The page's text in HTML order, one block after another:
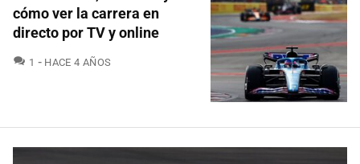
cómo ver la carrera en
directo por TV y online
1 COMENTARIOS
HACE 4 AÑOS